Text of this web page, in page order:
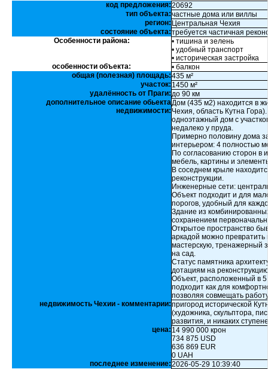
код предложения:20692
тип объекта:частные дома или виллы
регион: Центральная Чехия
состояние объекта:требуется частичная
Особенности района:
• тишина и зелень
• удобный транспорт
• историческая застройка
особенности объекта:
• балкон
общая (полезная) площадь:435 м²
участок: 1450 м²
удалённость от Праги:до 90 км
дополнительное описание обьекта
недвижимости:
Дом (435 м2) находится в
Чехия, область Кутна
одноэтажный дом с
недалеко у пруда.
Примерно половину дома
интерьером: 4 полностью
По согласованию сторон в
мебель, картины и
В соседнем крыле
реконструкции.
Инженерные сети:
Объект подходит и для
порогов, удобный для
Здание из
сохранением
Открытое пространство
аркадой можно превратить
мастерскую, тренажерный
на сад.
Статус памятника
дотациям на
Объект, расположенный в
подходит как для
позволяя совмещать
недвижимость Чехии - комментарии:пригород исторической
(художника, скульптора,
развития, и никаких
цена: 14 990 000 крон
734 875 USD
636 869 EUR
0 UAH
последнее изменение:2026-05-29 10:39:40